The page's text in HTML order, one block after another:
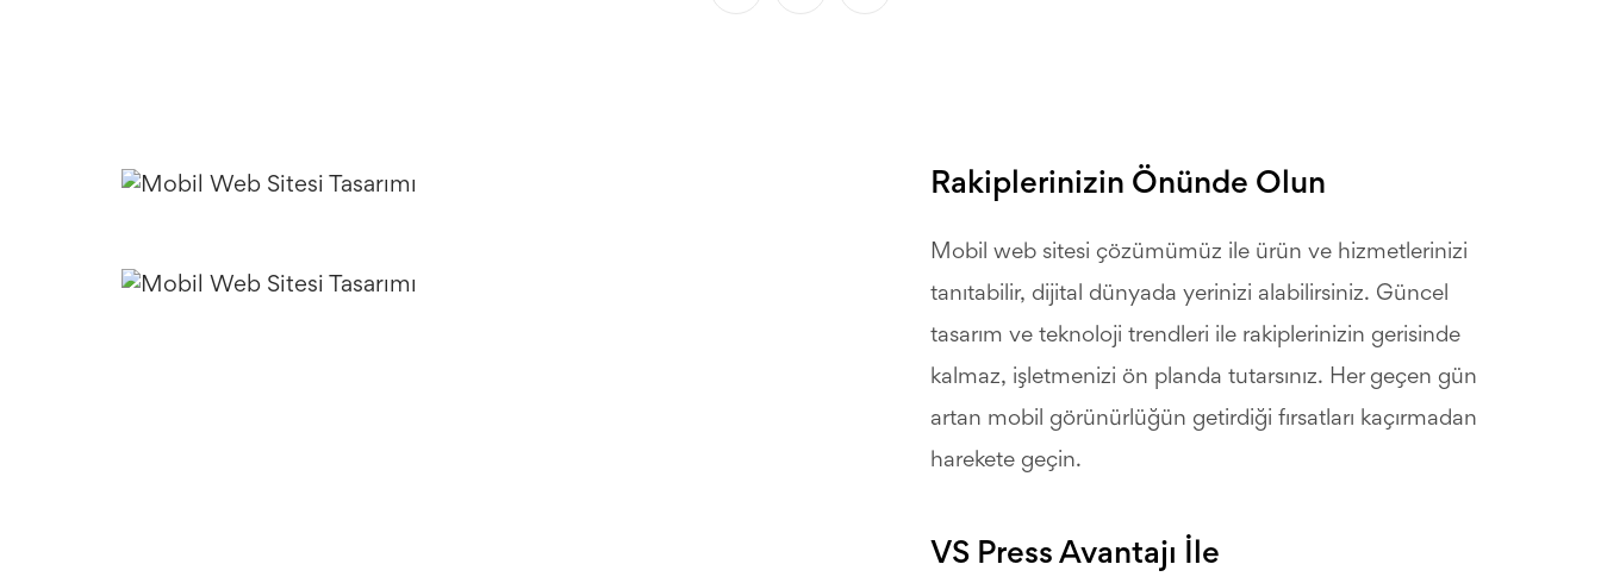
Rakiplerinizin Önünde Olun
Mobil web sitesi çözümümüz ile ürün ve hizmetlerinizi
tanıtabilir, dijital dünyada yerinizi alabilirsiniz. Güncel
tasarım ve teknoloji trendleri ile rakiplerinizin gerisinde
kalmaz, işletmenizi ön planda tutarsınız. Her geçen gün
artan mobil görünürlüğün getirdiği fırsatları kaçırmadan
harekete geçin.
VS Press Avantajı İle